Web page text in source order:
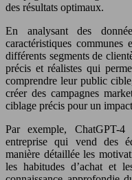
des résultats optimaux.
En analysant des
caractéristiques communes
différents segments de
précis et réalistes qui
comprendre leur public
créer des campagnes
ciblage précis pour un
Par exemple, ChatGPT-
entreprise qui vend des
manière détaillée les
les habitudes d’achat et